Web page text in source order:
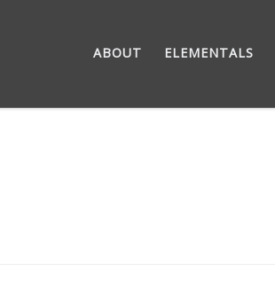
ABOUT ELEMENTALS